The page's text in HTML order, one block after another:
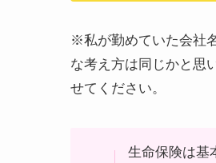
※私が勤めていた会社
な考え方は同じかと思
せてください。
生命保険は基